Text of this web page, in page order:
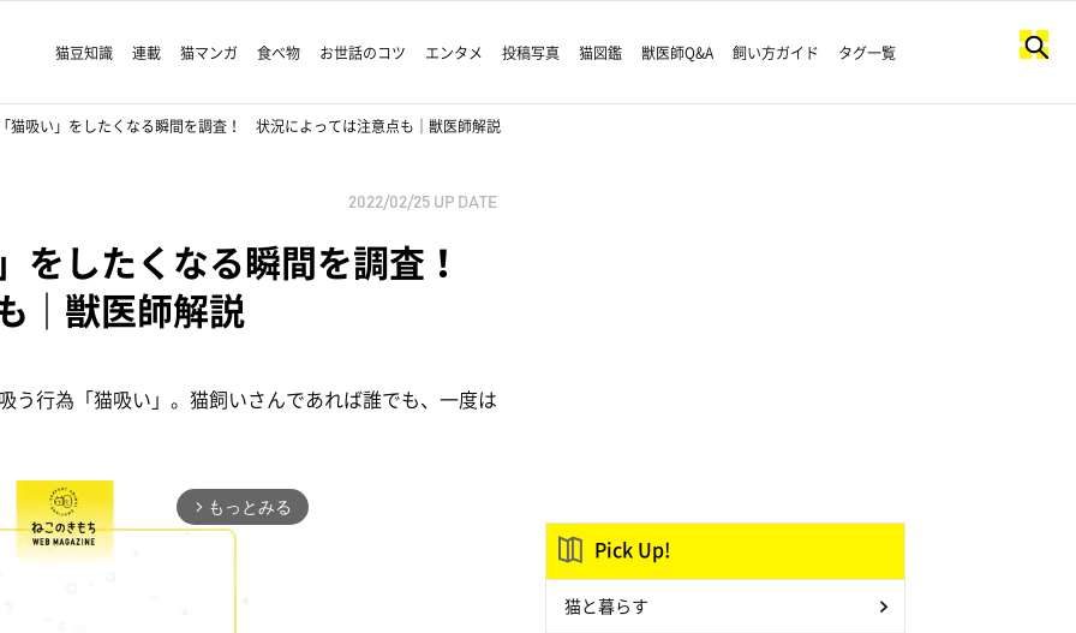
猫豆知識 連載 猫マンガ 食べ物 お世話のコツ エンタメ 投稿写真 猫図鑑 獣医師Q&A 飼い方ガイド タグ一覧
猫吸い」をしたくなる瞬間を調査！ 状況によっては注意点も｜獣医師解説
2022/02/25 UP DATE
をしたくなる瞬間を調査！
｜獣医師解説
う行為「猫吸い」。猫飼いさんであれば誰でも、一度は
arrow_forward_ios もっとみる
Pick Up!
猫と暮らす